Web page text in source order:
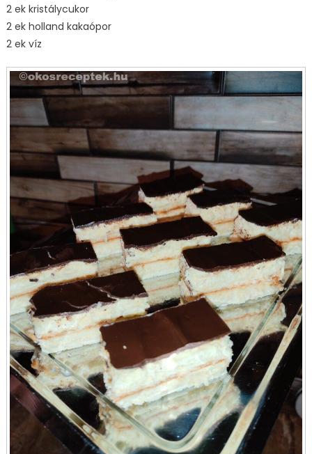
2 ek kristálycukor
2 ek holland kakaópor
2 ek víz